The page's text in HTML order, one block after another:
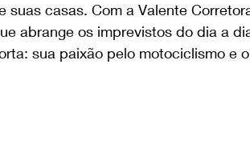
casas. Com a Valente
abrange os imprevistos do dia a
sua paixão pelo motociclismo e